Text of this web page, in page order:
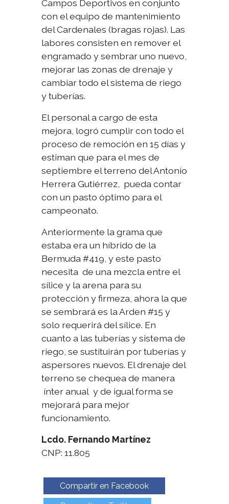
Campos Deportivos en conjunto
con el equipo de mantenimiento
del Cardenales (bragas rojas). Las
labores consisten en remover el
engramado y sembrar uno nuevo,
mejorar las zonas de drenaje y
cambiar todo el sistema de riego
y tuberías.
El personal a cargo de esta
mejora, logró cumplir con todo el
proceso de remoción en 15 días y
estiman que para el mes de
septiembre el terreno del Antonio
Herrera Gutiérrez, pueda contar
con un pasto óptimo para el
campeonato.
Anteriormente la grama que
estaba era un híbrido de la
Bermuda #419, y este pasto
necesita de una mezcla entre el
sílice y la arena para su
protección y firmeza, ahora la que
se sembrará es la Arden #15 y
solo requerirá del sílice. En
cuanto a las tuberías y sistema de
riego, se sustituirán por tuberías y
aspersores nuevos. El drenaje del
terreno se chequea de manera
ínter anual y de igual forma se
mejorará para mejor
funcionamiento.
Lcdo. Fernando Martínez
CNP: 11.805
Compartir en Facebook